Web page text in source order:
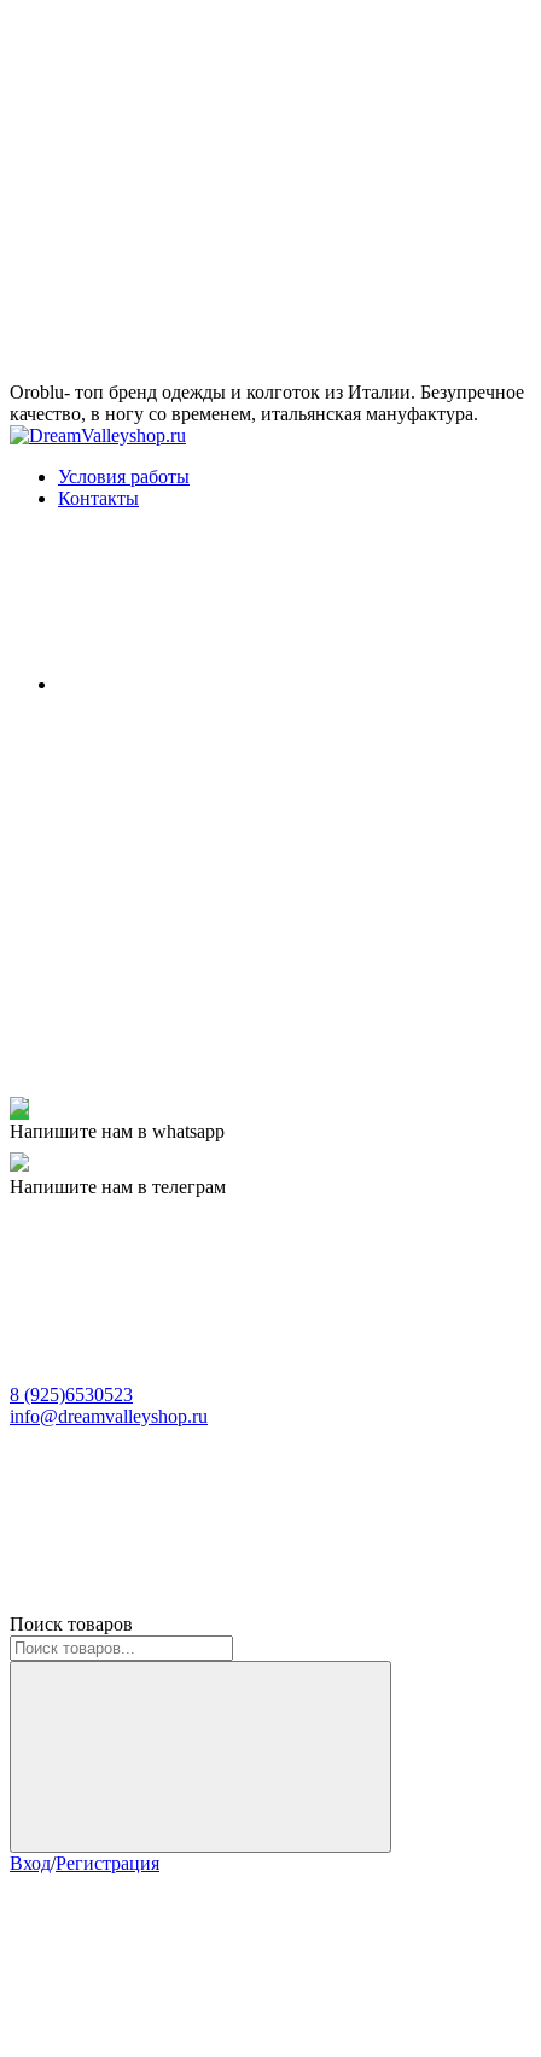
Oroblu- топ бренд одежды и колготок из Италии. Безупречное
качество, в ногу со временем, итальянская мануфактура.
Условия работы
Контакты
Напишите нам в whatsapp
Напишите нам в телеграм
8 (925)6530523
info@dreamvalleyshop.ru
Поиск товаров
Вход/Регистрация